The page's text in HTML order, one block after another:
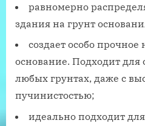
равномерно
здания на грунт
создает особо
основание. Подходит для
любых грунтах, даже с
пучинистостью;
идеально подходит для